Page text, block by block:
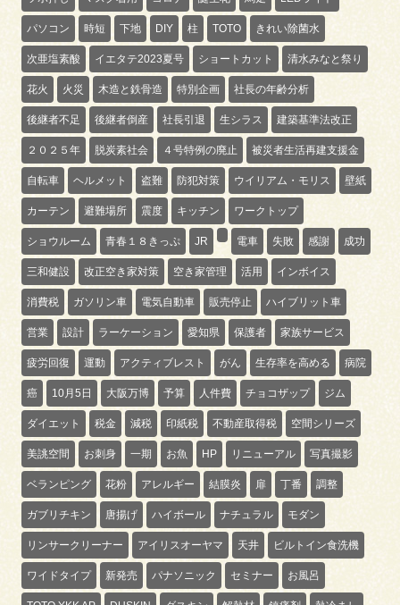
パソコン 時短 下地 DIY 柱 TOTO きれい除菌水
次亜塩素酸 イエタテ2023夏号 ショートカット 清水みなと祭り
花火 火災 木造と鉄骨造 特別企画 社長の年齢分析
後継者不足 後継者倒産 社長引退 生シラス 建築基準法改正
２０２５年 脱炭素社会 ４号特例の廃止 被災者生活再建支援金
自転車 ヘルメット 盗難 防犯対策 ウイリアム・モリス 壁紙
カーテン 避難場所 震度 キッチン ワークトップ
ショウルーム 青春１８きっぷ JR 電車 失敗 感謝 成功
三和健設 改正空き家対策 空き家管理 活用 インボイス
消費税 ガソリン車 電気自動車 販売停止 ハイブリット車
営業 設計 ラーケーション 愛知県 保護者 家族サービス
疲労回復 運動 アクティブレスト がん 生存率を高める 病院
癌 10月5日 大阪万博 予算 人件費 チョコザップ ジム
ダイエット 税金 減税 印紙税 不動産取得税 空間シリーズ
美誂空間 お刺身 一期 お魚 HP リニューアル 写真撮影
ベランピング 花粉 アレルギー 結膜炎 扉 丁番 調整
ガブリチキン 唐揚げ ハイボール ナチュラル モダン
リンサークリーナー アイリスオーヤマ 天井 ビルトイン食洗機
ワイドタイプ 新発売 パナソニック セミナー お風呂